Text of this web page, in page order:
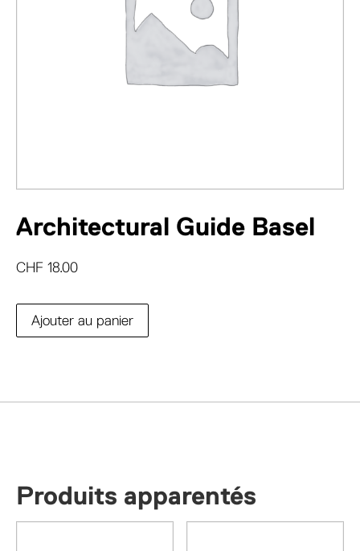
Architectural Guide Basel
CHF 18.00
Ajouter au panier
Produits apparentés